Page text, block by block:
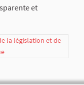
et
la législation et de